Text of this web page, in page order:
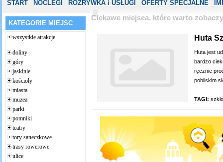
START NOCLEGI ROZRYWKA i USŁUGI OFERTY SPECJALNE
KATEGORIE MIEJSC
wszystkie atrakcje
doliny
góry
jaskinie
kościoły
miasta
muzea
parki
pomniki
teatry
tory saneczkowe
trasy rowerowe
ulice
Ciekawe miejsca, które warto
Huta
Huta jest
bardzo
ręcznie
pobliskim
TAGI: szkło